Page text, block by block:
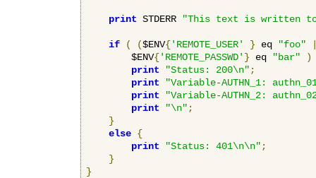
print STDERR "This text is written
if ( ($ENV{'REMOTE_USER' } eq "foo"
        $ENV
{'REMOTE_PASSWD' } eq "bar"
)
print
"Status: 200\n" ;
print
"Variable-AUTHN_1:
print
"Variable-AUTHN_2:
print
"\n" ;
}
else {
print
"Status: 401\n\n" ;
}
}